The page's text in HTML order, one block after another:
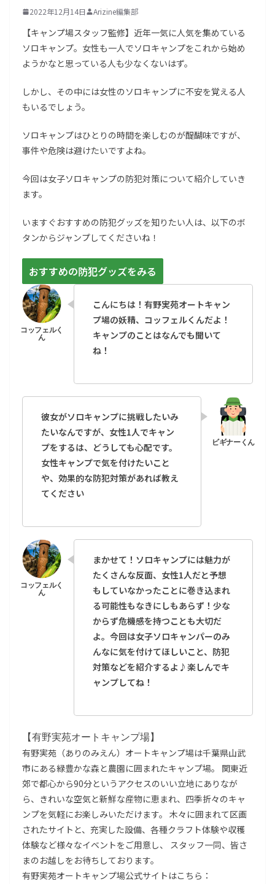
2022年12月14日 Arizine編集部
【キャンプ場スタッフ監修】近年一気に人気を集めている
ソロキャンプ。女性も一人でソロキャンプをこれから始め
ようかなと思っている人も少なくないはず。
しかし、その中には女性のソロキャンプに不安を覚える人
もいるでしょう。
ソロキャンプはひとりの時間を楽しむのが醍醐味ですが、
事件や危険は避けたいですよね。
今回は女子ソロキャンプの防犯対策について紹介していき
ます。
いますぐおすすめの防犯グッズを知りたい人は、以下のボ
タンからジャンプしてくださいね！
おすすめの防犯グッズをみる
こんにちは！有野実苑オートキャン
プ場の妖精、コッフェルくんだよ！
キャンプのことはなんでも聞いて
ね！
彼女がソロキャンプに挑戦したいみ
たいなんですが、女性1人でキャン
プをするは、どうしても心配です。
女性キャンプで気を付けたいこと
や、効果的な防犯対策があれば教え
てください
まかせて！ソロキャンプには魅力が
たくさんな反面、女性1人だと予想
もしていなかったことに巻き込まれ
る可能性もなきにしもあらず！少な
からず危機感を持つことも大切だ
よ。今回は女子ソロキャンパーのみ
んなに気を付けてほしいこと、防犯
対策などを紹介するよ♪楽しんでキ
ャンプしてね！
【有野実苑オートキャンプ場】
有野実苑（ありのみえん）オートキャンプ場は千葉県山武
市にある緑豊かな森と農園に囲まれたキャンプ場。 関東近
郊で都心から90分というアクセスのいい立地にありなが
ら、きれいな空気と新鮮な産物に恵まれ、四季折々のキャ
ンプを気軽にお楽しみいただけます。 木々に囲まれて区画
されたサイトと、充実した設備、各種クラフト体験や収穫
体験など様々なイベントをご用意し、 スタッフ一同、皆さ
まのお越しをお待ちしております。
有野実苑オートキャンプ場公式サイトはこちら：